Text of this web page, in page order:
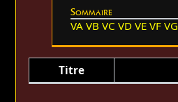
Sommaire
VA VB VC VD VE VF VG
Titre